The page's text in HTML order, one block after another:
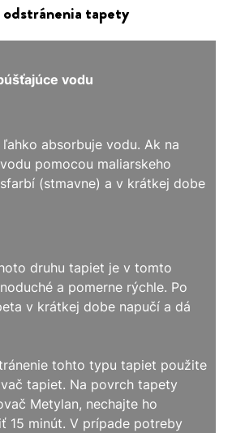
odstránenia tapety
vodu
absorbuje vodu. Ak na
pomocou maliarskeho
(stmavne) a v krátkej dobe
druhu tapiet je v tomto
a pomerne rýchle. Po
v krátkej dobe napučí a dá
tohto typu tapiet použite
tapiet. Na povrch tapety
Metylan, nechajte ho
15 minút. V prípade potreby